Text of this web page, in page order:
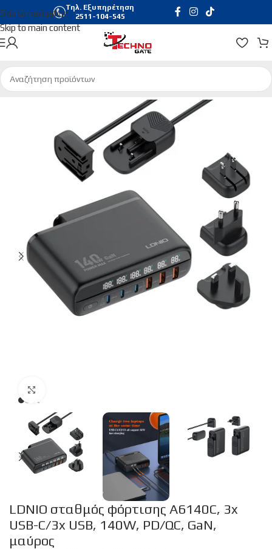
Skip to navigation
Skip to main content
Τηλ. Εξυπηρέτηση
2511-104-545
Αρχική σελίδα/Τηλεφωνία & Tablets/Φορτιστές | Καλώδια
LDNIO σταθμός φόρτισης A6140C, 3x
USB-C/3x USB, 140W, PD/QC, GaN,
μαύρος